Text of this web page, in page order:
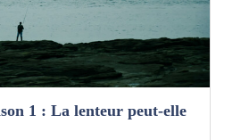
1 : La lenteur peut-elle